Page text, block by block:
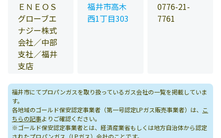
ＥＮＥＯＳ
グローブエ
ナジー株式
会社／中部
支社／福井
支店
福井市高木
西1丁目303
0776-21-
7761
福井市にてプロパンガスを取り扱っているガス会社の一覧を掲載していま
す。
各地域のゴールド保安認定事業者（第一号認定LPガス販売事業者）は、
こ
ちらの記事よりご確認ください。
※ゴールド保安認定事業者とは、経済産業省もしくは地方自治体から認定